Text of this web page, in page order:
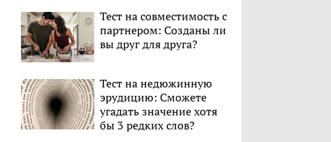
Тест на совместимость с
партнером: Созданы ли
вы друг для друга?
Тест на недюжинную
эрудицию: Сможете
угадать значение хотя
бы 3 редких слов?